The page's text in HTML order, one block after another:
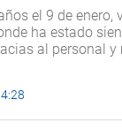
el 9 de enero,
ha estado
al personal